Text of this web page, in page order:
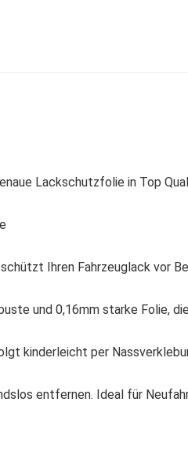
Lackschutzfolie in Top
Ihren Fahrzeuglack vor
und 0,16mm starke Folie,
kinderleicht per
entfernen. Ideal für